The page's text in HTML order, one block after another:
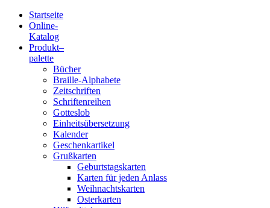
Blindenschrift-
Verlag
Druckerei
gGmbH
Startseite
Online-
Katalog
Produkt–
palette
Bücher
Braille-Alphabete
Zeitschriften
Schriftenreihen
Gotteslob
Einheitsübersetzung
Kalender
Geschenkartikel
Grußkarten
Geburtstagskarten
Karten für jeden Anlass
Weihnachtskarten
Osterkarten